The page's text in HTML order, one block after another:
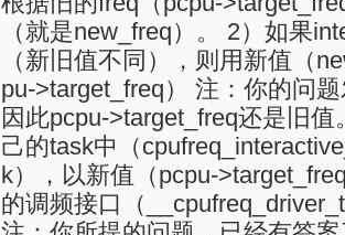
（就是new_freq）。 2）如果
（新旧值不同），则用新值（
pu->target_freq） 注：你的问
因此pcpu->target_freq还是旧
己的task中（
k），以新值（pcpu-
的调频接口（